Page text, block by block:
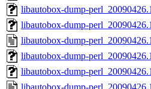
libautobox-dump-
libautobox-dump-
libautobox-dump-
libautobox-dump-
libautobox-dump-